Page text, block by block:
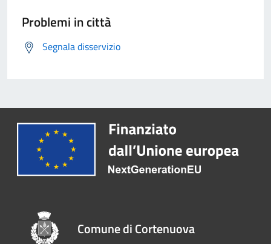
Problemi in città
Segnala disservizio
Comune di Cortenuova